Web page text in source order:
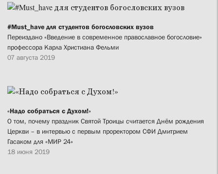
#Must_have для студентов богословских вузов
Переиздано «Введение в современное православное богословие»
профессора Карла Христиана Фельми
07 августа 2019
«Надо собраться с Духом!»
О том, почему праздник Святой Троицы считается Днём рождения
Церкви – в интервью с первым проректором СФИ Дмитрием
Гасаком для «МИР 24»
18 июня 2019